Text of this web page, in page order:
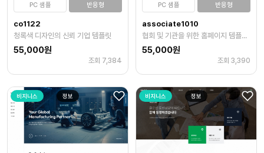
PC 샘플 반응형
co1122
청록색 디자인의 신뢰 기업 템플릿
55,000원
조회 7,384
PC 샘플 반응형
associate1010
협회 및 기관을 위한 홈페이지 템플릿은 전문적이고 현대적인 디자인을 강조
55,000원
조회 3,390
정보
비지니스 정보
비지니스